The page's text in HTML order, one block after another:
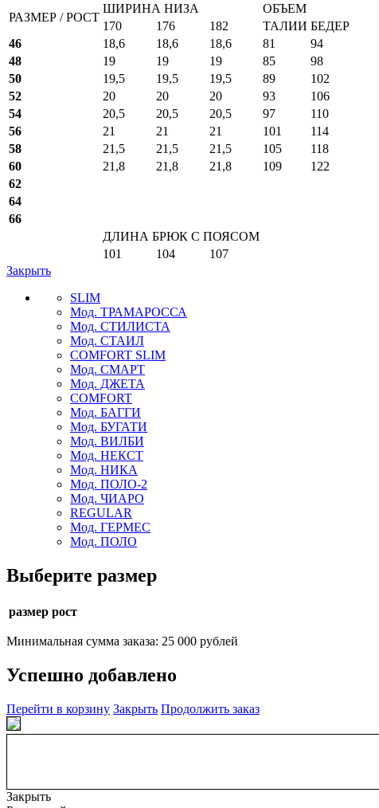
РАЗМЕР / РОСТ
ШИРИНА НИЗА
ОБЪЕМ
170
176 182 ТАЛИИ БЕДЕР
46
18,6 18,6 18,6 81
94
48
19 19 19 85
98
50
19,5 19,5 19,5 89
102
52
20 20 20 93
106
54
20,5 20,5 20,5 97
110
56
21 21 21 101
114
58
21,5 21,5 21,5 105
118
60
21,8 21,8 21,8 109
122
62
64
66
ДЛИНА БРЮК С ПОЯСОМ
101
104
107
Закрыть
SLIM
Мод. ТРАМАРОССА
Мод. СТИЛИСТА
Мод. СТАИЛ
COMFORT SLIM
Мод. СМАРТ
Мод. ДЖЕТА
COMFORT
Мод. БАГГИ
Мод. БУГАТИ
Мод. ВИЛБИ
Мод. НЕКСТ
Мод. НИКА
Мод. ПОЛО-2
Мод. ЧИАРО
REGULAR
Мод. ГЕРМЕС
Мод. ПОЛО
Выберите размер
размер рост
Минимальная сумма заказа: 25 000 рублей
Успешно добавлено
Перейти в корзину Закрыть Продолжить заказ
Закрыть